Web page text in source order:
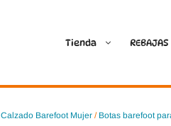
Tienda REBAJAS
Ballop
Calzado Barefoot Mujer / Botas barefoot